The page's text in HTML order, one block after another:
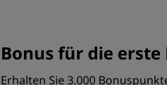
Bonus für die erste
Erhalten Sie 3.000